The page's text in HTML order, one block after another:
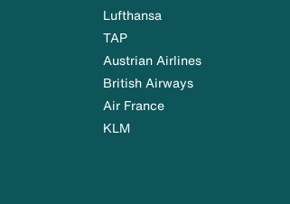
Lufthansa
TAP
Austrian Airlines
British Airways
Air France
KLM